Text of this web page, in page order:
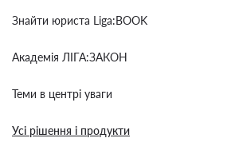
Знайти юриста Liga:BOOK
Академія ЛІГА:ЗАКОН
Теми в центрі уваги
Усі рішення і продукти